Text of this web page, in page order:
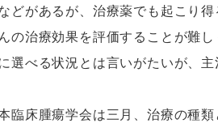
どがあるが、治療薬でも起こり
の治療効果を評価することが難
選べる状況とは言いがたいが、
臨床腫瘍学会は三月、治療の種